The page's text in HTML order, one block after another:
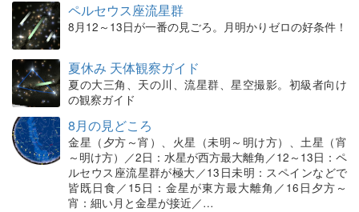
ペルセウス座流星群
8月12～13日が一番の見ごろ。月明かりゼロの好条件！
夏休み 天体観察ガイド
夏の大三角、天の川、流星群、星空撮影。初級者向け
の観察ガイド
8月の見どころ
金星（夕方～宵）、火星（未明～明け方）、土星（宵
～明け方）／2日：水星が西方最大離角／12～13日：ペ
ルセウス座流星群が極大／13日未明：スペインなどで
皆既日食／15日：金星が東方最大離角／16日夕方～
宵：細い月と金星が接近／…